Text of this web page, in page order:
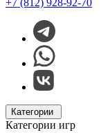
+7 (812) 928-92-70
Категории
Категории игр